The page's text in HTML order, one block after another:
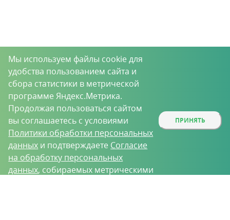
Мы используем файлы cookie для
удобства пользованием сайта и
сбора статистики в метрической
программе Яндекс.Метрика.
Продолжая пользоваться сайтом
вы соглашаетесь с условиями
Политики обработки персональных
данных и подтверждаете Согласие
на обработку персональных
данных, собираемых метрическими
ПРИНЯТЬ